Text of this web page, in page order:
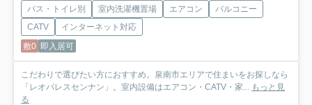
バス・トイレ別 室内洗濯機置場 エアコン
バルコニー
CATV
インターネット対応
敷0 即入居可
こだわりで選びたい方におすすめ。泉南市エリアで住まいをお探しなら
「レオパレスセンナン」。室内設備はエアコン・CATV・家...
もっと見
る